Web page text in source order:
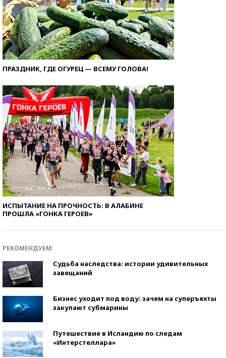
ПРАЗДНИК, ГДЕ ОГУРЕЦ — ВСЕМУ ГОЛОВА!
ИСПЫТАНИЕ НА ПРОЧНОСТЬ: В АЛАБИНЕ
ПРОШЛА «ГОНКА ГЕРОЕВ»
РЕКОМЕНДУЕМ:
Судьба наследства: истории удивительных
завещаний
Бизнес уходит под воду: зачем на суперъяхты
закупают субмарины
Путешествие в Исландию по следам
«Интерстеллара»